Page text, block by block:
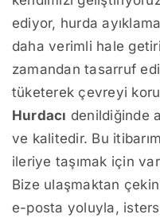
ediyor, hurda
daha verimli hale
zamandan tasarruf
tüketerek çevreyi
Hurdacı denildiğinde
ve kalitedir. Bu
ileriye taşımak için
Bize ulaşmaktan
e-posta yoluyla,